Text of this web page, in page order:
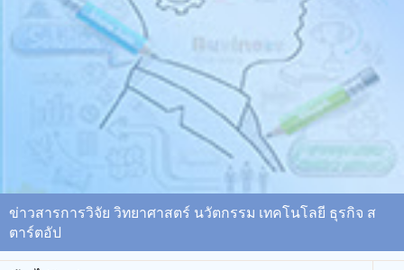
ข่าวสารการวิจัย วิทยาศาสตร์ นวัตกรรม เทคโนโลยี ธุรกิจ ส
ตาร์ตอัป